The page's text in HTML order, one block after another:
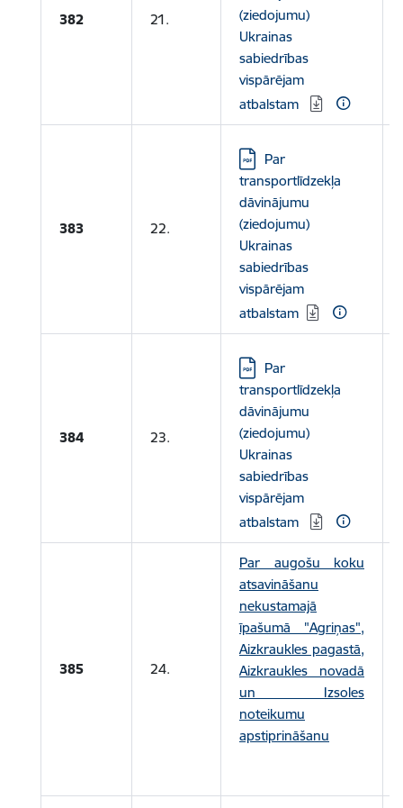
382 21.
(ziedojumu)
Ukrainas
sabiedrības
vispārējam
atbalstam
383 22.
Lejupielādēt:
Par
transportlīdzekļa
dāvinājumu
(ziedojumu)
Ukrainas
sabiedrības
vispārējam
atbalstam
384 23.
Lejupielādēt:
Par
transportlīdzekļa
dāvinājumu
(ziedojumu)
Ukrainas
sabiedrības
vispārējam
atbalstam
385 24.
Par augošu koku
atsavināšanu
nekustamajā
īpašumā "Agriņas",
Aizkraukles pagastā,
Aizkraukles novadā
un Izsoles
noteikumu
apstiprināšanu